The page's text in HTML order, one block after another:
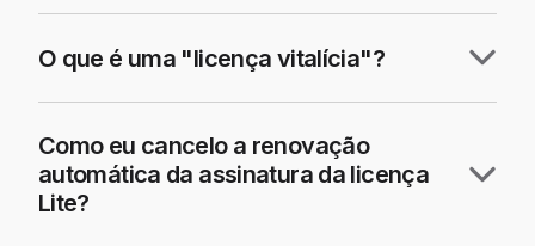
O que é uma "licença vitalícia"?
Como eu cancelo a renovação
automática da assinatura da licença
Lite?